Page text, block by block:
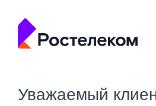
Уважаемый